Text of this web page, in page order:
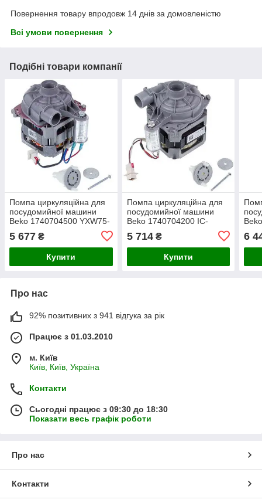
Повернення товару впродовж 14 днів за домовленістю
Всі умови повернення
Подібні товари компанії
Помпа циркуляційна для
посудомийної машини
Beko 1740704500 YXW75-
5 677 ₴
Купити
Помпа циркуляційна для
посудомийної машини
Beko 1740704200 IC-
5 714₴
Купити
6
Про нас
92% позитивних з 941 відгука за рік
Працює з 01.03.2010
м. Київ
Київ, Київ, Україна
Контакти
Сьогодні працює з 09:30 до 18:30
Показати весь графік роботи
Про нас
Контакти